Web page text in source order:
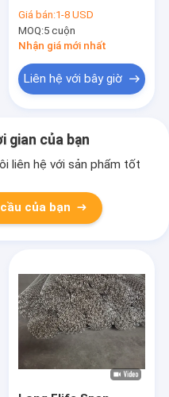
kiềm và axit
Giá bán:1-8 USD
MOQ:5 cuộn
Nhận giá mới nhất
Liên hệ với bây giờ
gian của bạn
liên hệ với sản phẩm tốt
của bạn